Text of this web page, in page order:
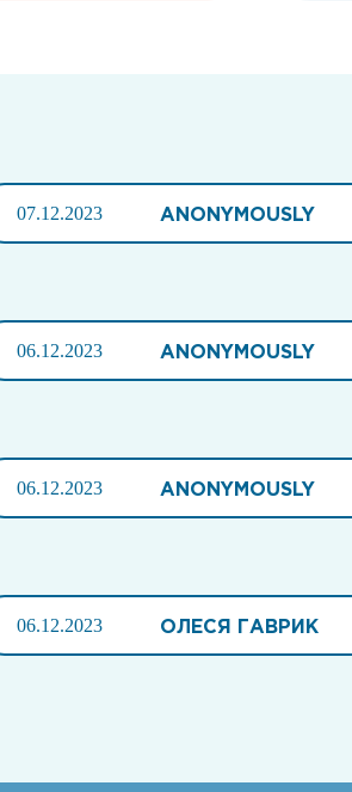
07.12.2023 ANONYMOUSLY
06.12.2023 ANONYMOUSLY
06.12.2023 ANONYMOUSLY
06.12.2023 ОЛЕСЯ ГАВРИК